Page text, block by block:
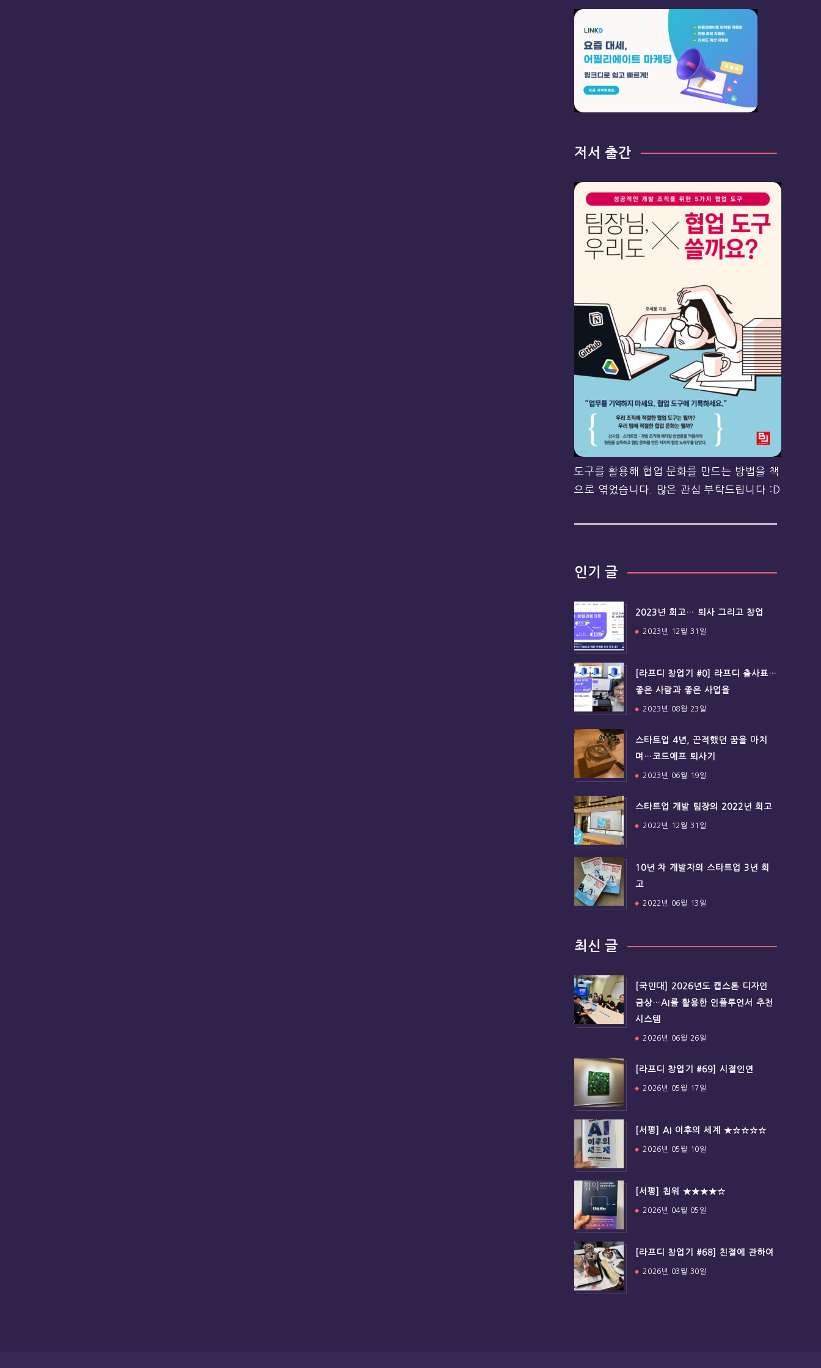
저서 출간
도구를 활용해 협업 문화를 만드는 방법을 책
으로 엮었습니다. 많은 관심 부탁드립니다 :D
인기 글
2023년 회고… 퇴사 그리고 창업
2023년 12월 31일
[라프디 창업기 #0] 라프디 출사표…
좋은 사람과 좋은 사업을
2023년 08월 23일
스타트업 4년, 끈적했던 꿈을 마치
며…코드에프 퇴사기
2023년 06월 19일
스타트업 개발 팀장의 2022년 회고
2022년 12월 31일
10년 차 개발자의 스타트업 3년 회
고
2022년 06월 13일
최신 글
[국민대] 2026년도 캡스톤 디자인
금상…AI를 활용한 인플루언서 추천
시스템
2026년 06월 26일
[라프디 창업기 #69] 시절인연
2026년 05월 17일
[서평] AI 이후의 세계 ★☆☆☆☆
2026년 05월 10일
[서평] 칩워 ★★★★☆
2026년 04월 05일
[라프디 창업기 #68] 친절에 관하여
2026년 03월 30일